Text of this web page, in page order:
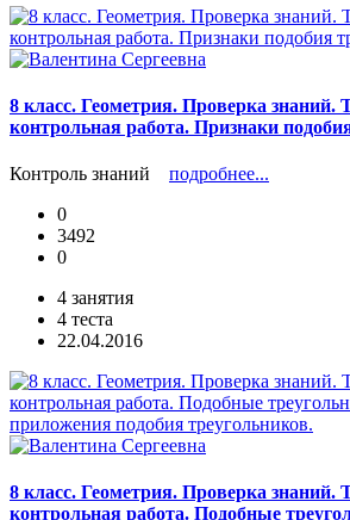
8 класс. Геометрия. Проверка знаний.
контрольная работа. Признаки
Контроль знаний подробнее...
0
3492
0
4 занятия
4 теста
22.04.2016
8 класс. Геометрия. Проверка знаний.
контрольная работа. Подобные